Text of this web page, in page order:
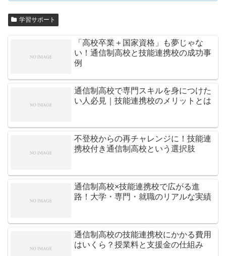
学習サポート
「高校卒業＋国家資格」も夢じゃな
い！通信制高校と技能連携校の成功事
例
通信制高校で専門スキルを身につけた
い人必見｜技能連携校のメリットとは
不登校からの再チャレンジに！技能連
携校付き通信制高校という選択肢
通信制高校×技能連携校で広がる進
路！大学・専門・就職のリアルな実績
通信制高校の技能連携校にかかる費用
はいくら？授業料と支援金の仕組み